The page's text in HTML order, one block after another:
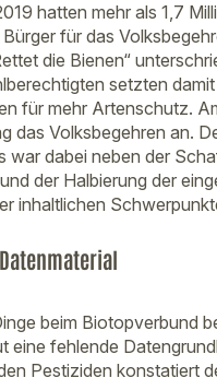
hatten mehr als 1,7
für das
die Bienen“
setzten damit
für mehr Artenschutz.
das Volksbegehren an.
war dabei neben der
der Halbierung der
inhaltlichen
beim Biotopverbund
eine fehlende
Pestiziden konstatiert